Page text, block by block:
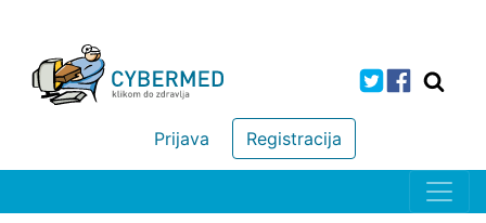
Registracija
Prijava